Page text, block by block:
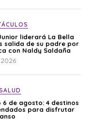
liderará La Bella
salida de su padre por
con Naldy Saldaña
6 de agosto: 4 destinos
para disfrutar